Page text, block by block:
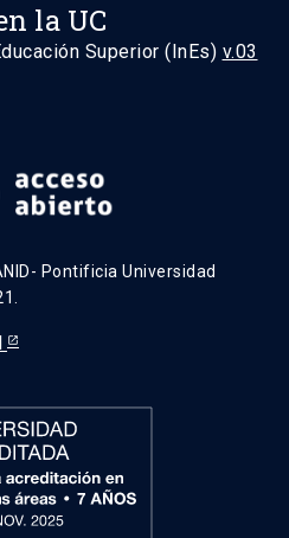
la UC
Superior (InEs) v.03
Pontificia Universidad